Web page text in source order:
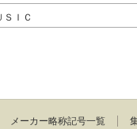
ＩＣ
メーカー略称記号一覧